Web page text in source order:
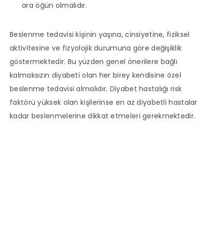
ara öğün olmalıdır.
Beslenme tedavisi kişinin yaşına, cinsiyetine, fiziksel
aktivitesine ve fizyolojik durumuna göre değişiklik
göstermektedir. Bu yüzden genel önerilere bağlı
kalmaksızın diyabeti olan her birey kendisine özel
beslenme tedavisi almalıdır. Diyabet hastalığı risk
faktörü yüksek olan kişilerinse en az diyabetli hastalar
kadar beslenmelerine dikkat etmeleri gerekmektedir.